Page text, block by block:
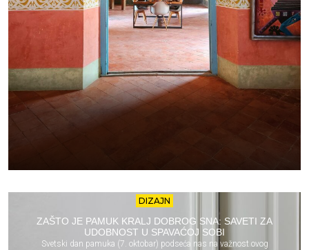
DIZAJN
ZAŠTO JE PAMUK KRALJ DOBROG SNA: SAVETI ZA
UDOBNOST U SPAVAĆOJ SOBI
Svetski dan pamuka (7. oktobar) podseća nas na važnost ovog